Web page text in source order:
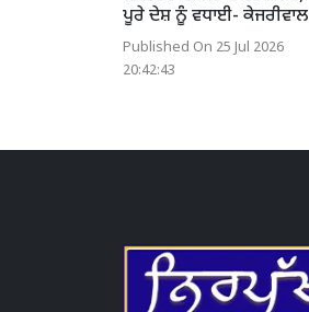
ਪੂਰੇ ਦੇਸ਼ ਨੂੰ ਵਧਾਈ- ਕੇਜਰੀਵਾਲ
Published On 25 Jul 2026
20:42:43